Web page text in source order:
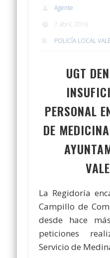
Agente
7 abril, 2016
POLICÍA LOCAL
UGT
PERSONAL
DE
La Regidoría
Campillo de
desde hace
peticiones
Servicio de